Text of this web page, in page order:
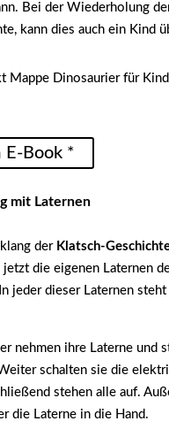
Bei der Wiederholung
kann dies auch ein Kind
E-Book *
mit Laternen
der Klatsch-
jetzt die eigenen Laternen
jeder dieser Laternen
nehmen ihre Laterne und
schalten sie die
stehen alle auf.
die Laterne in die Hand.